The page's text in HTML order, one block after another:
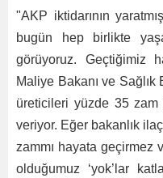
"AKP iktidarının
bugün hep birlikte
görüyoruz. Geçtiğimiz
Maliye Bakanı ve Sağlık
üreticileri yüzde 35 zam
veriyor. Eğer bakanlık
zammı hayata geçirmez
olduğumuz ‘yok’lar